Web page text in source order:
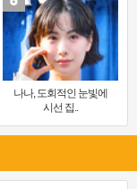
나나, 도회적인 눈빛에
시선 집..